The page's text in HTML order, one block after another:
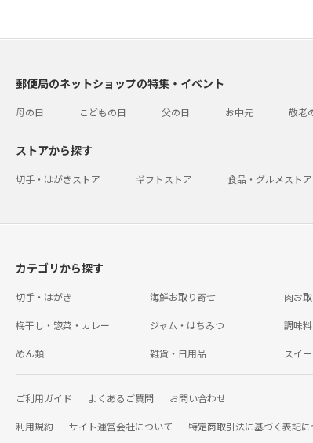
郵便局のネットショップの特集・イベント
母の日 こどもの日 父の日 お中元 敬老
ストアから探す
切手・はがきストア ギフトストア 食品・グルメストア
カテゴリから探す
切手・はがき 海鮮お取り寄せ 肉お
梅干し・惣菜・カレー ジャム・はちみつ 調味
めん類 雑貨・日用品 スイ
ご利用ガイド よくあるご質問 お問い合わせ
利用規約 サイト運営会社について 特定商取引法に基づく表記に